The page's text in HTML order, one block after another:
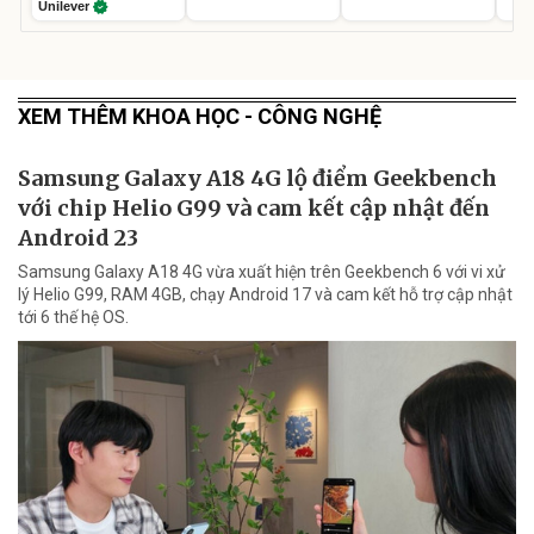
Unilever
XEM THÊM KHOA HỌC - CÔNG NGHỆ
Samsung Galaxy A18 4G lộ điểm Geekbench
với chip Helio G99 và cam kết cập nhật đến
Android 23
Samsung Galaxy A18 4G vừa xuất hiện trên Geekbench 6 với vi xử
lý Helio G99, RAM 4GB, chạy Android 17 và cam kết hỗ trợ cập nhật
tới 6 thế hệ OS.